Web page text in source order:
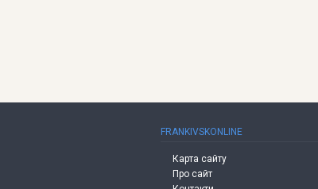
FRANKIVSKONLINE
Карта сайту
Про сайт